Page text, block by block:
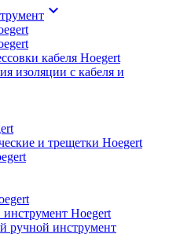
keyboard_arrow_down
кабеля Hoegert
изоляции с кабеля и
и трещетки Hoegert
Hoegert
ручной инструмент